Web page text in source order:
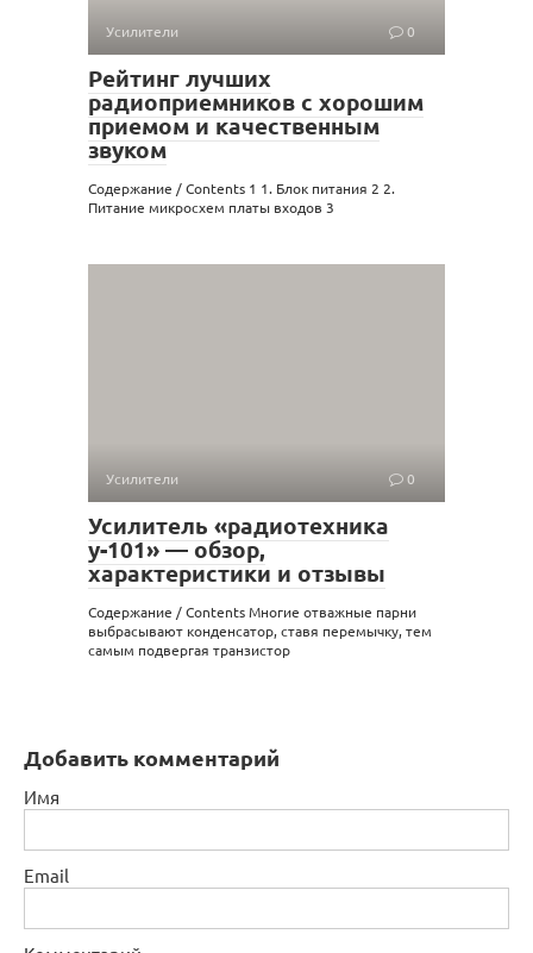
Усилители 0
Рейтинг лучших
радиоприемников с хорошим
приемом и качественным
звуком
Содержание / Contents 1 1. Блок питания 2 2.
Питание микросхем платы входов 3
Усилители 0
Усилитель «радиотехника
у-101» — обзор,
характеристики и отзывы
Содержание / Contents Многие отважные парни
выбрасывают конденсатор, ставя перемычку, тем
самым подвергая транзистор
Добавить комментарий
Имя
Email